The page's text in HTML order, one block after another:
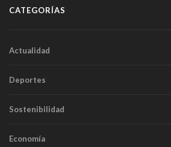
CATEGORÍAS
Actualidad
Deportes
Sostenibilidad
Economía